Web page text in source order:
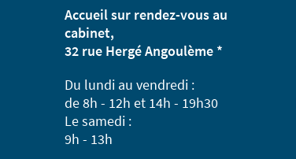
Accueil sur rendez-vous au
cabinet,
32 rue Hergé Angoulème *
Du lundi au vendredi :
de 8h - 12h et 14h - 19h30
Le samedi :
9h - 13h